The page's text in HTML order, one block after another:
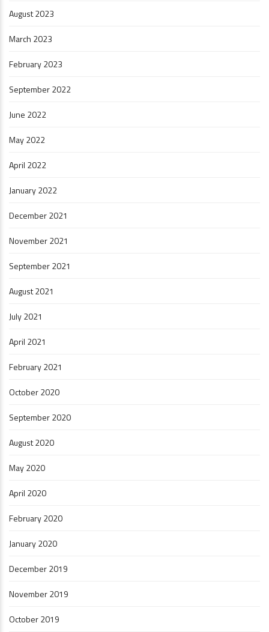
August 2023
March 2023
February 2023
September 2022
June 2022
May 2022
April 2022
January 2022
December 2021
November 2021
September 2021
August 2021
July 2021
April 2021
February 2021
October 2020
September 2020
August 2020
May 2020
April 2020
February 2020
January 2020
December 2019
November 2019
October 2019